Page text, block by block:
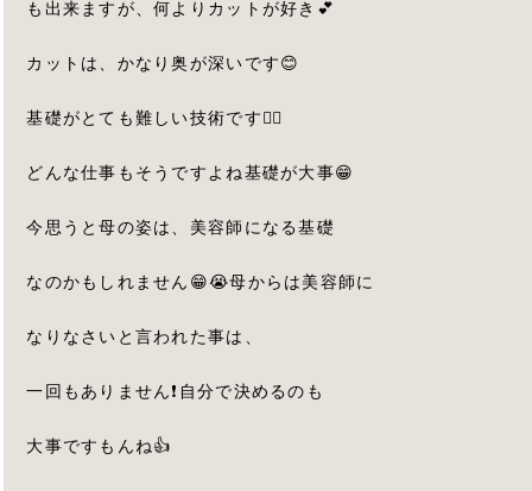
も出来ますが、何よりカットが好き💕
カットは、かなり奥が深いです😊
基礎がとても難しい技術です🙇‍♂️
どんな仕事もそうですよね基礎が大事😁
今思うと母の姿は、美容師になる基礎
なのかもしれません😁😭母からは美容師に
なりなさいと言われた事は、
一回もありません❗️自分で決めるのも
大事ですもんね👍